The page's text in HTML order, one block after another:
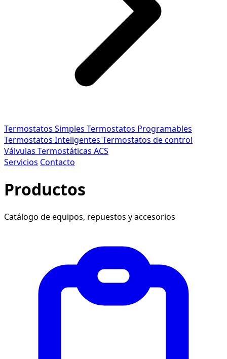
Termostatos Simples Termostatos Programables
Termostatos Inteligentes Termostatos de control
Válvulas Termostáticas ACS
Servicios Contacto
Productos
Catálogo de equipos, repuestos y accesorios